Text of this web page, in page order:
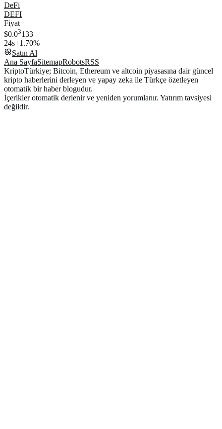
DeFi
DEFI
Fiyat
$0.03133
24s+1.70%
Satın Al
Ana SayfaSitemapRobotsRSS
KriptoTürkiye; Bitcoin, Ethereum ve altcoin piyasasına dair güncel
kripto haberlerini derleyen ve yapay zeka ile Türkçe özetleyen
otomatik bir haber blogudur.
İçerikler otomatik derlenir ve yeniden yorumlanır. Yatırım tavsiyesi
değildir.